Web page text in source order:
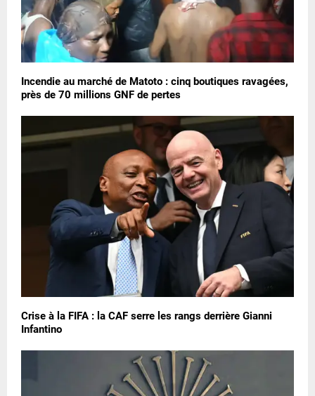
Incendie au marché de Matoto : cinq boutiques ravagées,
près de 70 millions GNF de pertes
Crise à la FIFA : la CAF serre les rangs derrière Gianni
Infantino